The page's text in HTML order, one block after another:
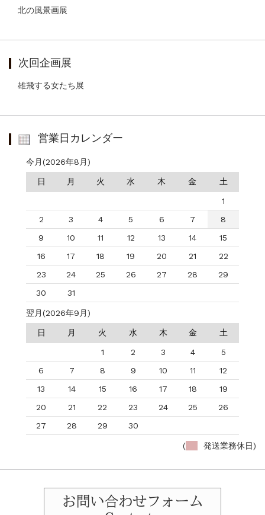
北の風景画展
次回企画展
雄飛する女たち展
営業日カレンダー
今月(2026年8月)
日 月 火 水 木 金 土
1
2
3 4 5 6 7
8
9
10 11 12 13 14
15
16
17 18 19 20 21
22
23
24 25 26 27 28
29
30
31
翌月(2026年9月)
日 月 火 水 木 金 土
1 2 3 4
5
6
7 8 9 10 11
12
13
14 15 16 17 18
19
20
21 22 23 24 25
26
27
28 29 30
( 発送業務休日)